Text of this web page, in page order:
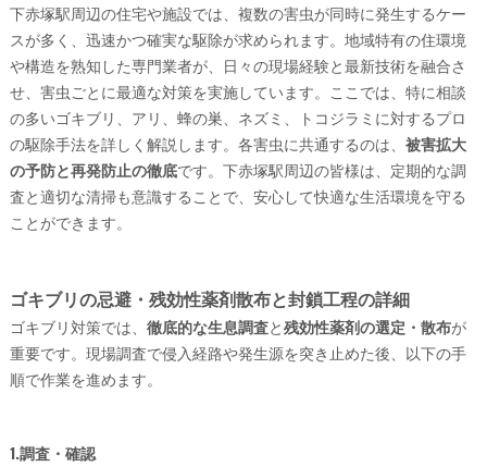
下赤塚駅周辺の住宅や施設では、複数の害虫が同時に発生するケー
スが多く、迅速かつ確実な駆除が求められます。地域特有の住環境
や構造を熟知した専門業者が、日々の現場経験と最新技術を融合さ
せ、害虫ごとに最適な対策を実施しています。ここでは、特に相談
の多いゴキブリ、アリ、蜂の巣、ネズミ、トコジラミに対するプロ
の駆除手法を詳しく解説します。各害虫に共通するのは、 被害拡大
の予防と再発防止の徹底です。下赤塚駅周辺の皆様は、定期的な調
査と適切な清掃も意識することで、安心して快適な生活環境を守る
ことができます。
ゴキブリの忌避・残効性薬剤散布と封鎖工程の詳細
ゴキブリ対策では、 徹底的な生息調査と残効性薬剤の選定・散布が
重要です。現場調査で侵入経路や発生源を突き止めた後、以下の手
順で作業を進めます。
1.調査・確認